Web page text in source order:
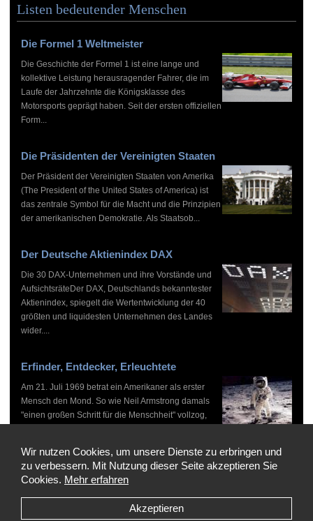
Listen bedeutender Menschen
Die Formel 1 Weltmeister
Die Geschichte der Formel 1 ist eine lange und
kollektive Leistung herausragender Fahrer, die im
Laufe der Jahrzehnte die Königsklasse des
Motorsports geprägt haben. Seit der ersten offiziellen
Form...
Die Präsidenten der Vereinigten Staaten
Der Präsident der Vereinigten Staaten von Amerika
(The President of the United States of America) ist
das zentrale Symbol für die Macht und die Prinzipien
der amerikanischen Demokratie. Als Staatsob...
Der Deutsche Aktienindex DAX
Die 30 DAX-Unternehmen und ihre Vorstände und
AufsichtsräteDer DAX, Deutschlands bekanntester
Aktienindex, spiegelt die Wertentwicklung der 40
größten und liquidesten Unternehmen des Landes
wider....
Erfinder, Entdecker, Erleuchtete
Am 21. Juli 1969 betrat ein Amerikaner als erster
Mensch den Mond. So wie Neil Armstrong damals
"einen großen Schritt für die Menschheit" vollzog,
Copyright © 1999-2026 by WHO'S WHO, Alle Rechte vorbehalten
Wir nutzen Cookies, um unsere Dienste zu erbringen und
zu verbessern. Mit Nutzung dieser Seite akzeptieren Sie
Cookies. Mehr erfahren
Akzeptieren